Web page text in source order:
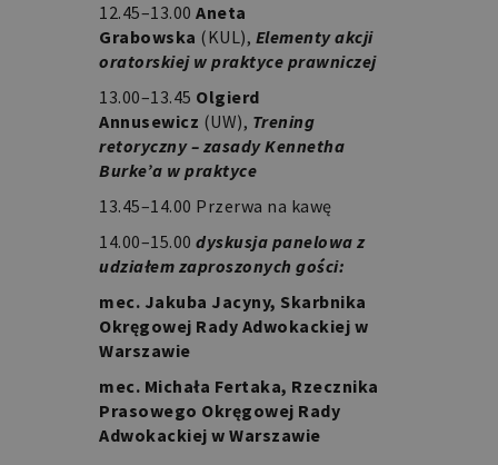
12.45–13.00 Aneta
Grabowska (KUL), Elementy akcji
oratorskiej w praktyce prawniczej
13.00–13.45 Olgierd
Annusewicz (UW), Trening
retoryczny – zasady Kennetha
Burke’a w praktyce
13.45–14.00 Przerwa na kawę
14.00–15.00 dyskusja panelowa z
udziałem zaproszonych gości:
mec. Jakuba Jacyny, Skarbnika
Okręgowej Rady Adwokackiej w
Warszawie
mec. Michała Fertaka, Rzecznika
Prasowego Okręgowej Rady
Adwokackiej w Warszawie